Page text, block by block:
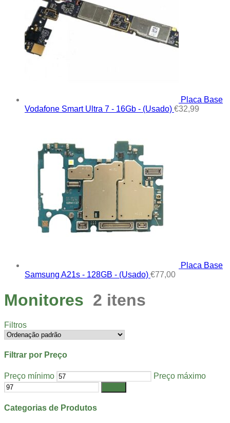
Placa Base
Vodafone Smart Ultra 7 - 16Gb - (Usado) €32,99
Placa Base
Samsung A21s - 128GB - (Usado) €77,00
Monitores 2 itens
Filtros
Filtrar por Preço
Preço mínimo Preço máximo
Categorias de Produtos